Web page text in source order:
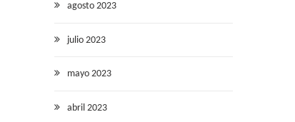
agosto 2023
julio 2023
mayo 2023
abril 2023